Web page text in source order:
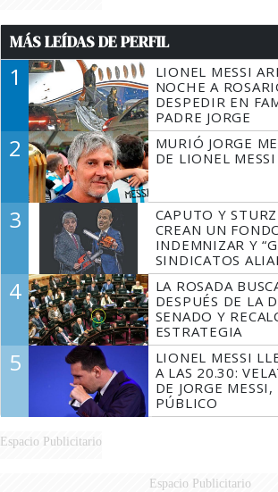
MÁS LEÍDAS DE PERFIL
1
LIONEL MESSI
NOCHE A
DESPEDIR EN
PADRE JORGE
2
MURIÓ JORGE
DE LIONEL MESSI
3
CAPUTO Y
CREAN UN
INDEMNIZAR Y
SINDICATOS
4
LA ROSADA
DESPUÉS DE LA
SENADO Y
ESTRATEGIA
5
LIONEL MESSI
A LAS 20.30:
DE JORGE MESSI,
PÚBLICO
Espacio Publicitario
Espacio Publicitario